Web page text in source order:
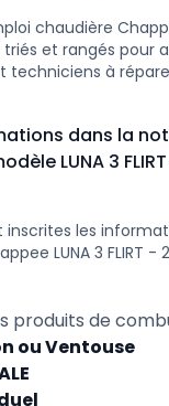
chaudière
triés et rangés pour
à
dans la
LUNA 3
inscrites les
LUNA 3 FLIRT -
produits de
ou Ventouse